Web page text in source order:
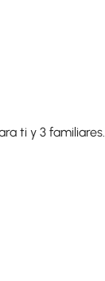
ti y 3 familiares.